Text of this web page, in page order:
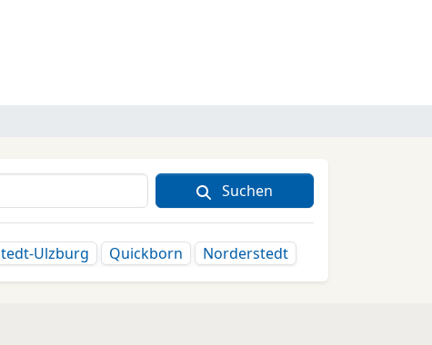
Suchen
Ulzburg Quickborn Norderstedt